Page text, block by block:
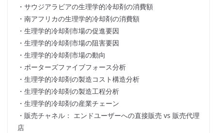
・サウジアラビアの生理学的冷却剤の消費額
・南アフリカの生理学的冷却剤の消費額
・生理学的冷却剤市場の促進要因
・生理学的冷却剤市場の阻害要因
・生理学的冷却剤市場の動向
・ポーターズファイブフォース分析
・生理学的冷却剤の製造コスト構造分析
・生理学的冷却剤の製造工程分析
・生理学的冷却剤の産業チェーン
・販売チャネル： エンドユーザーへの直接販売 vs 販売代理
店